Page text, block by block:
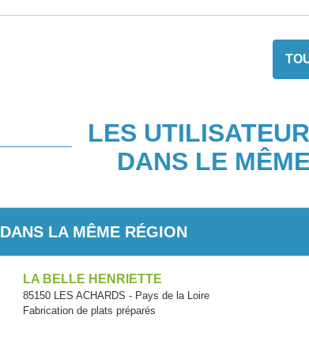
LES
DANS LE
DANS LA MÊME RÉGION
LA BELLE HENRIETTE
85150 LES ACHARDS - Pays de la Loire
Fabrication de plats préparés